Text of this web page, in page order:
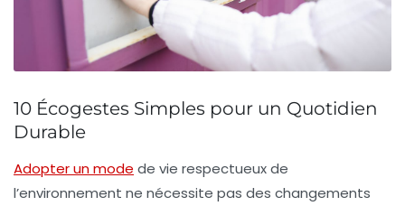
10 Écogestes Simples pour un Quotidien
Durable
Adopter un mode de vie respectueux de
l’environnement ne nécessite pas des changements